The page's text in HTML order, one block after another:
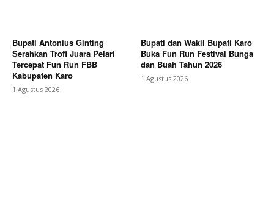
Bupati Antonius Ginting
Serahkan Trofi Juara Pelari
Tercepat Fun Run FBB
Kabupaten Karo
1 Agustus 2026
Bupati dan Wakil Bupati Karo
Buka Fun Run Festival Bunga
dan Buah Tahun 2026
1 Agustus 2026